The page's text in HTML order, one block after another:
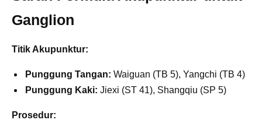
Ganglion
Titik Akupunktur:
Punggung Tangan: Waiguan (TB 5), Yangchi (TB 4)
Punggung Kaki: Jiexi (ST 41), Shangqiu (SP 5)
Prosedur: